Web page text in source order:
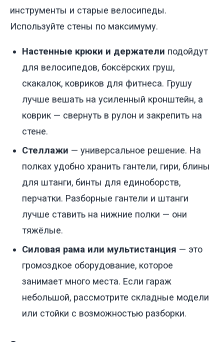
инструменты и старые велосипеды.
Используйте стены по максимуму.
Настенные крюки и держатели подойдут
для велосипедов, боксёрских груш,
скакалок, ковриков для фитнеса. Грушу
лучше вешать на усиленный кронштейн, а
коврик — свернуть в рулон и закрепить на
стене.
Стеллажи — универсальное решение. На
полках удобно хранить гантели, гири, блины
для штанги, бинты для единоборств,
перчатки. Разборные гантели и штанги
лучше ставить на нижние полки — они
тяжёлые.
Силовая рама или мультистанция — это
громоздкое оборудование, которое
занимает много места. Если гараж
небольшой, рассмотрите складные модели
или стойки с возможностью разборки.